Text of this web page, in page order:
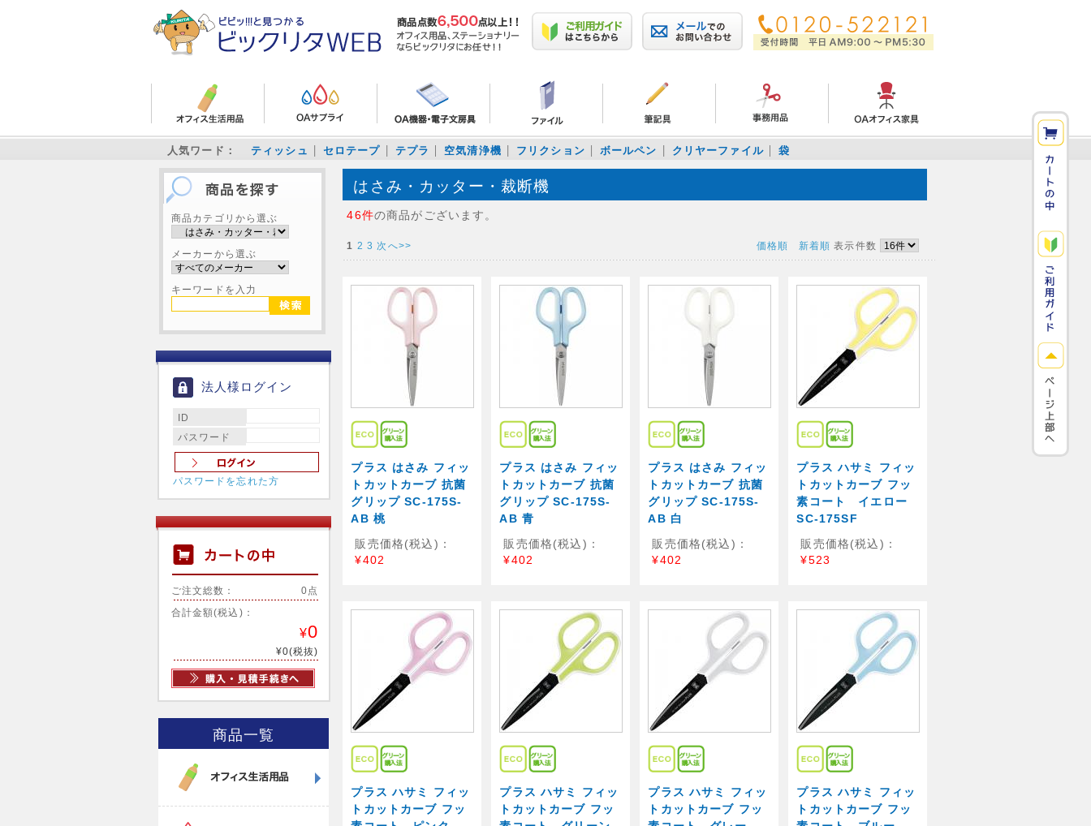
人気ワード： ティッシュ セロテープ テプラ 空気清浄機 フリクション ボールペン クリヤーファイル 袋
商品カテゴリから選ぶ
メーカーから選ぶ
キーワードを入力
法人様ログイン
ID
パスワード
パスワードを忘れた方
ご注文総数： 0点
合計金額(税込)：
¥0
¥0(税抜)
商品一覧
はさみ・カッター・裁断機
46件の商品がございます。
価格順 新着順 表示件数
1 2 3 次へ>>
プラス はさみ フィッ
トカットカーブ 抗菌
グリップ SC-175S-
AB 桃
販売価格(税込)：
¥402
プラス はさみ フィッ
トカットカーブ 抗菌
グリップ SC-175S-
AB 青
販売価格(税込)：
¥402
プラス はさみ フィッ
トカットカーブ 抗菌
グリップ SC-175S-
AB 白
販売価格(税込)：
¥402
プラス ハサミ フィッ
トカットカーブ フッ
素コート イエロー
SC-175SF
販売価格(税込)：
¥523
プラス ハサミ フィッ
トカットカーブ フッ
プラス ハサミ フィッ
トカットカーブ フッ
プラス ハサミ フィッ
トカットカーブ フッ
プラス ハサミ フィッ
トカットカーブ フッ